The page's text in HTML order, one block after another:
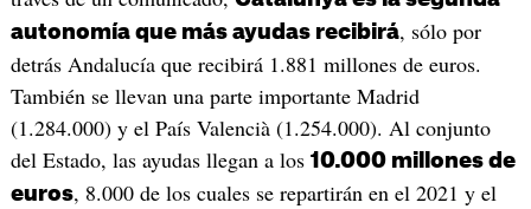
autonomía que más ayudas recibirá, sólo por
detrás Andalucía que recibirá 1.881 millones de euros.
También se llevan una parte importante Madrid
(1.284.000) y el País Valencià (1.254.000). Al conjunto
del Estado, las ayudas llegan a los 10.000 millones de
euros, 8.000 de los cuales se repartirán en el 2021 y el